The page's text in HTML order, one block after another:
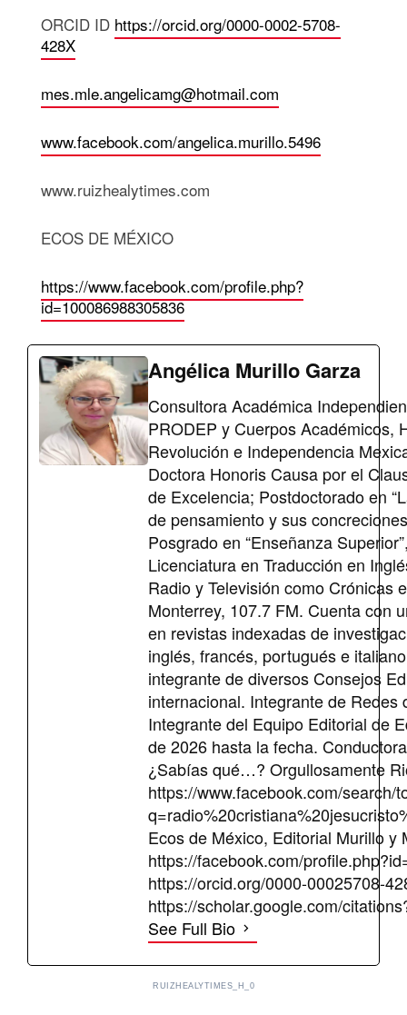
ORCID ID https://orcid.org/0000-0002-5708-
428X
mes.mle.angelicamg@hotmail.com
www.facebook.com/angelica.murillo.5496
www.ruizhealytimes.com
ECOS DE MÉXICO
https://www.facebook.com/profile.php?
id=100086988305836
Angélica Murillo Garza
Consultora Académica
PRODEP y Cuerpos Académicos,
Revolución e Independencia
Doctora Honoris Causa por el
de Excelencia; Postdoctorado en
de pensamiento y sus
Posgrado en “Enseñanza
Licenciatura en Traducción en
Radio y Televisión como Crónicas
Monterrey, 107.7 FM. Cuenta con
en revistas indexadas de
inglés, francés, portugués e
integrante de diversos Consejos
internacional. Integrante de
Integrante del Equipo Editorial de
de 2026 hasta la fecha.
¿Sabías qué…? Orgullosamente
https://www.facebook.com/search/
Ecos de México, Editorial Murillo y
https://facebook.com/
https://orcid.org/0000-00025708-
https://scholar.google.com/
See Full Bio
RUIZHEALYTIMES_H_0